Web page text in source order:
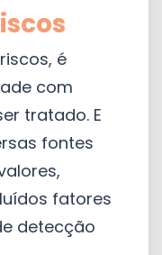
é
com
tratado. E
fontes
fatores
detecção